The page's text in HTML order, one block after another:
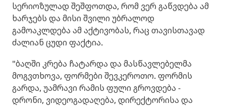
სერიოზულად შეშფოთდა, რომ ვერ გაწვდება ამ
ხარჯებს და მისი შვილი უბრალოდ
გამოაკლდება ამ აქტივობას, რაც თავისთავად
ძალიან ცუდი ფაქტია.
"ბაღში კრება ჩატარდა და მასწავლებელმა
მოგვთხოვა, ფორმები შევკეროთო. ფორმის
გარდა, უამრავი რამის ფული გროვდება -
დრონი, ვიდეოგადაღება, დირექტორისა და